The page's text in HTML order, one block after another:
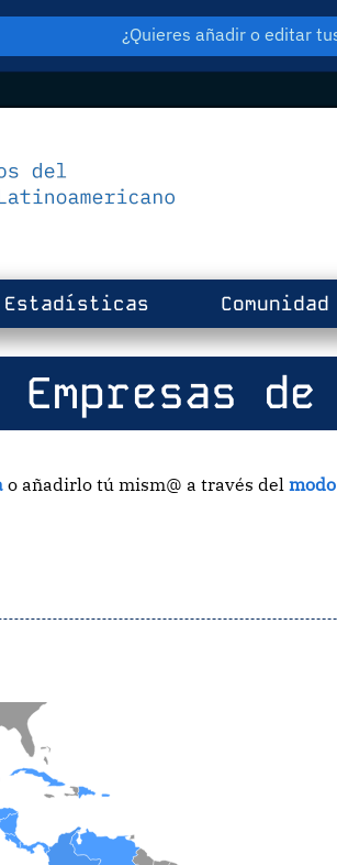
¿Quieres añadir o editar
Estadísticas Comunidad
o añadirlo tú mism@ a través del